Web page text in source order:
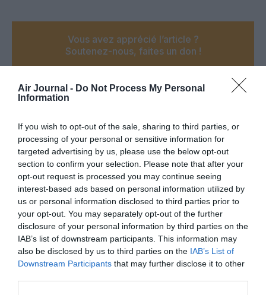
Air Journal - Do Not Process My Personal
Information
If you wish to opt-out of the sale, sharing to third parties, or
processing of your personal or sensitive information for
targeted advertising by us, please use the below opt-out
section to confirm your selection. Please note that after your
opt-out request is processed you may continue seeing
interest-based ads based on personal information utilized by
us or personal information disclosed to third parties prior to
your opt-out. You may separately opt-out of the further
disclosure of your personal information by third parties on the
IAB’s list of downstream participants. This information may
also be disclosed by us to third parties on the IAB’s List of
Downstream Participants that may further disclose it to other
Vous avez apprécié l’article ?
Soutenez-nous, faites un don !
NOUS SOUTENIR
PARTAGER L'ARTICLE
FacebookTwitterPinterestLinkedInEmail Print
Aucun commentaire !